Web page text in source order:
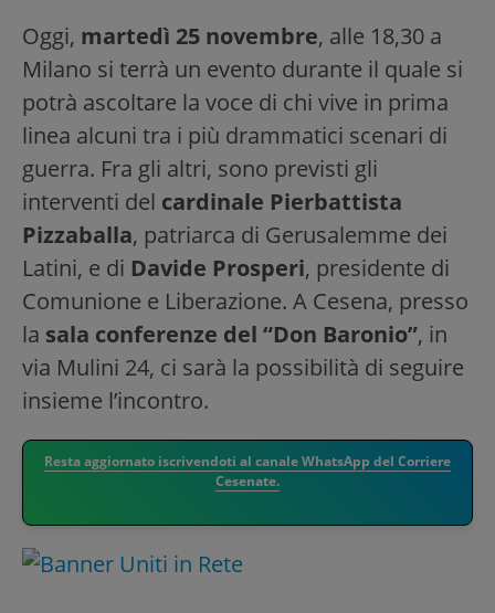
Oggi, martedì 25 novembre, alle 18,30 a
Milano si terrà un evento durante il quale si
potrà ascoltare la voce di chi vive in prima
linea alcuni tra i più drammatici scenari di
guerra. Fra gli altri, sono previsti gli
interventi del cardinale Pierbattista
Pizzaballa, patriarca di Gerusalemme dei
Latini, e di Davide Prosperi, presidente di
Comunione e Liberazione. A Cesena, presso
la sala conferenze del “Don Baronio”, in
via Mulini 24, ci sarà la possibilità di seguire
insieme l’incontro.
Resta aggiornato iscrivendoti al canale WhatsApp del Corriere
Cesenate.